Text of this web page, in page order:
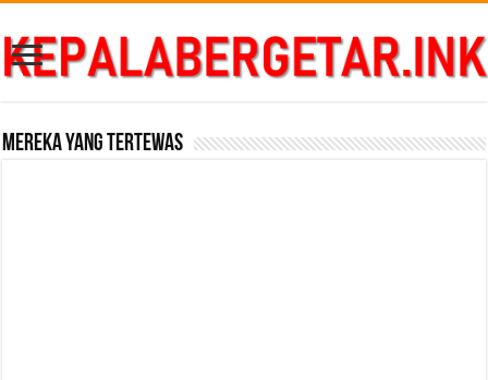
Mereka Yang Tertewas